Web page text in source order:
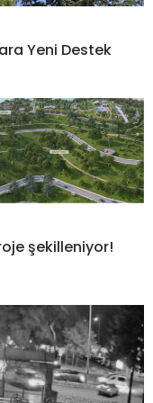
Yeni Destek
şekilleniyor!